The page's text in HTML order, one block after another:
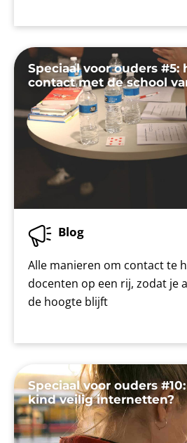
Speciaal voor ouders #5:
contact met de school
Blog
Alle manieren om contact te
docenten op een rij, zodat je
de hoogte blijft
Speciaal voor ouders
kind veilig internetten?